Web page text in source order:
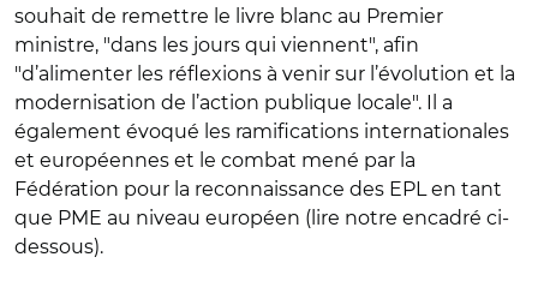
souhait de remettre le livre blanc au Premier
ministre, "dans les jours qui viennent", afin
"d’alimenter les réflexions à venir sur l’évolution et la
modernisation de l’action publique locale". Il a
également évoqué les ramifications internationales
et européennes et le combat mené par la
Fédération pour la reconnaissance des EPL en tant
que PME au niveau européen (lire notre encadré ci-
dessous).